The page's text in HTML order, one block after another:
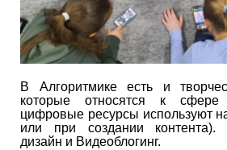
В Алгоритмике есть и
которые относятся к сфере
цифровые ресурсы используют
или при создании контента).
дизайн и Видеоблогинг.